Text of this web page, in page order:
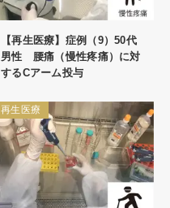
【再生医療】症例（9）50代
男性 腰痛（慢性疼痛）に対
するCアーム投与
再生医療